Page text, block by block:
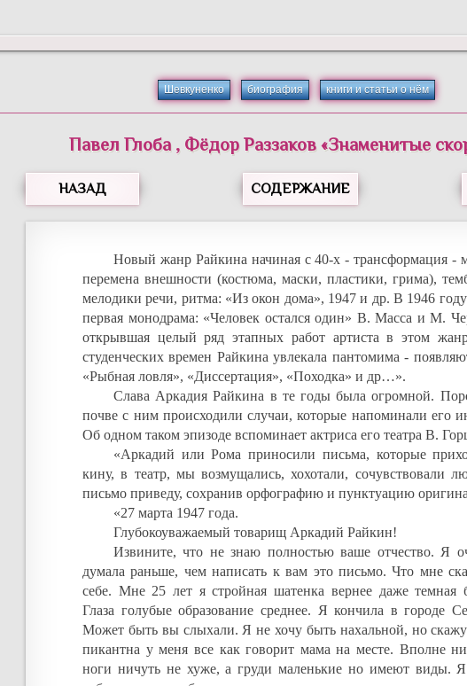
Шевкуненко биография книги и статьи о нём
Павел Глоба , Фёдор Раззаков«Знаменитые
НАЗАД СОДЕРЖАНИЕ
Новый жанр Райкина начиная с 40-х - трансформация -
перемена внешности (костюма, маски, пластики, грима),
мелодики речи, ритма: «Из окон дома», 1947 и др. В 1946
первая монодрама: «Человек остался один» В. Масса и М.
открывшая целый ряд этапных работ артиста в этом
студенческих времен Райкина увлекала пантомима -
«Рыбная ловля», «Диссертация», «Походка» и др…».
Слава Аркадия Райкина в те годы была огромной.
почве с ним происходили случаи, которые напоминали его
Об одном таком эпизоде вспоминает актриса его театра В.
«Аркадий или Рома приносили письма, которые
кину, в театр, мы возмущались, хохотали, сочувствовали
письмо приведу, сохранив орфографию и пунктуацию
«27 марта 1947 года.
Глубокоуважаемый товарищ Аркадий Райкин!
Извините, что не знаю полностью ваше отчество. Я
думала раньше, чем написать к вам это письмо. Что мне
себе. Мне 25 лет я стройная шатенка вернее даже темная
Глаза голубые образование среднее. Я кончила в городе
Может быть вы слыхали. Я не хочу быть нахальной, но
пикантна у меня все как говорит мама на месте. Вполне
ноги ничуть не хуже, а груди маленькие но имеют виды. Я